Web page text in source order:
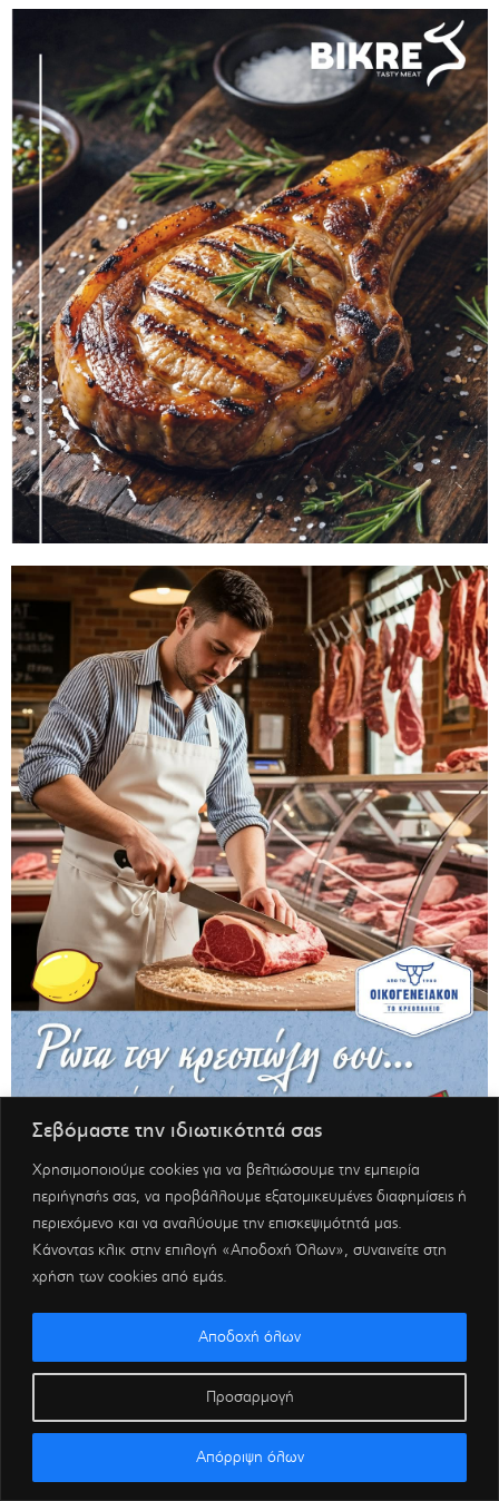
Σεβόμαστε την ιδιωτικότητά σας
Χρησιμοποιούμε cookies για να βελτιώσουμε την εμπειρία
περιήγησής σας, να προβάλλουμε εξατομικευμένες διαφημίσεις ή
περιεχόμενο και να αναλύουμε την επισκεψιμότητά μας.
Κάνοντας κλικ στην επιλογή «Αποδοχή Όλων», συναινείτε στη
χρήση των cookies από εμάς.
Προσαρμογή
Απόρριψη όλων
Αποδοχή όλων